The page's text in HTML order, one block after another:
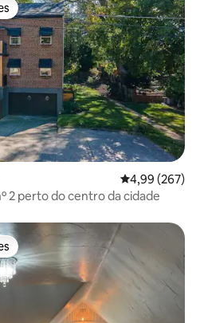
dos hóspedes
4,99 de uma
4,99 (267)
2 perto do centro da cidade
dos hóspedes